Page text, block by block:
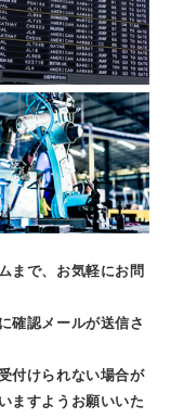
まで、お気軽にお問
確認メールが送信さ
付けられない場合が
ますようお願いいた